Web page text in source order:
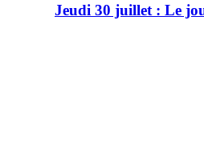
Jeudi 30 juillet : Le